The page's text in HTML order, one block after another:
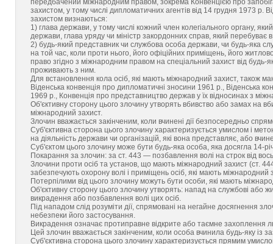
передбачений міжнародним правом, зокрема Конвенцією про
захистом, у тому числі дипломатичних агентів від 14 грудня 1973 р.
захистом визнаються:
1) глава держави, у тому числі кожний член колегіального органу,
держави, глава уряду чи міністр закордонних справ, який перебуває
2) будь-який представник чи службова особа держави, чи будь-яка
на той час, коли проти нього, його офіційних приміщень, його
право згідно з міжнародним правом на спеціальний захист від будь-
проживають з ним.
Для встановлення кола осіб, які мають міжнародний захист, також
Віденська конвенція про дипломатичні зносини 1961 p., Віденська
1969 p., Конвенція про представництво держав у їх відносинах з
Об'єктивну сторону цього злочину утворять вбивство або замах на
міжнародний захист.
Злочин вважається закінченим, коли вчинені дії безпосередньо
Суб'єктивна сторона цього злочину характеризується умислом і
на діяльність держави чи організацій, які вона представляє, або
Суб'єктом цього злочину може бути будь-яка особа, яка досягла 14-
Покарання за злочин: за ст. 443 — позбавлення волі на строк від
Злочини проти осіб та установ, що мають міжнародний захист (ст.
забезпечують охорону волі і приміщень осіб, які мають міжнародний
Потерпілими від цього злочину можуть бути особи, які мають
Об'єктивну сторону цього злочину утворять: напад на службові або
викрадення або позбавлення волі цих осіб.
Під нападом слід розуміти дії, спрямовані на негайне досягнення
небезпеки його застосування.
Викрадення означає протиправне відкрите або таємне
Цей злочин вважається закінченим, коли особа вчинила будь-яку із
Суб'єктивна сторона цього злочину характеризується прямим